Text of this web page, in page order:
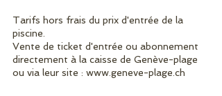
Tarifs hors frais du prix d'entrée de la
piscine.
Vente de ticket d'entrée ou abonnement
directement à la caisse de Genève-plage
ou via leur site : www.geneve-plage.ch